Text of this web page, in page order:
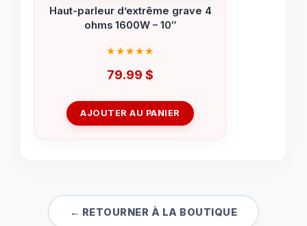
Haut-parleur d’extrême grave 4
ohms 1600W – 10″
79.99 $
AJOUTER AU PANIER
← RETOURNER À LA BOUTIQUE